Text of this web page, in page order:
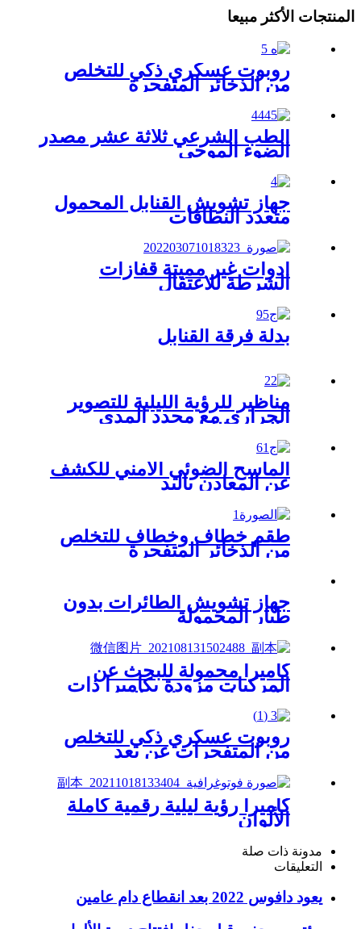
المنتجات الأكثر مبيعا
روبوت عسكري ذكي للتخلص
من الذخائر المتفجرة
الطب الشرعي ثلاثة عشر مصدر
الضوء الموجي
جهاز تشويش القنابل المحمول
متعدد النطاقات
أدوات غير مميتة قفازات
الشرطة للاعتقال
بدلة فرقة القنابل
مناظير للرؤية الليلية للتصوير
الحراري مع محدد المدى
الماسح الضوئي الأمني ​​للكشف
عن المعادن باليد
طقم خطاف وخطاف للتخلص
من الذخائر المتفجرة
جهاز تشويش الطائرات بدون
طيار المحمولة
كاميرا محمولة للبحث عن
المركبات مزودة بكاميرا ذات
زاوية واسعة عالية الدقة
روبوت عسكري ذكي للتخلص
من المتفجرات عن بعد
كاميرا رؤية ليلية رقمية كاملة
الألوان
مدونة ذات صلة
التعليقات
يعود دافوس 2022 بعد انقطاع دام عامين